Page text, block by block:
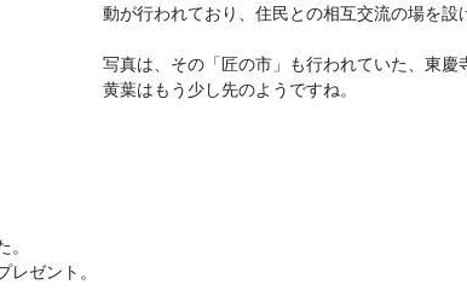
動が行われており、住民との相互交流の場を設
写真は、その「匠の市」も行われていた、東慶
黄葉はもう少し先のようですね。
ゼント。